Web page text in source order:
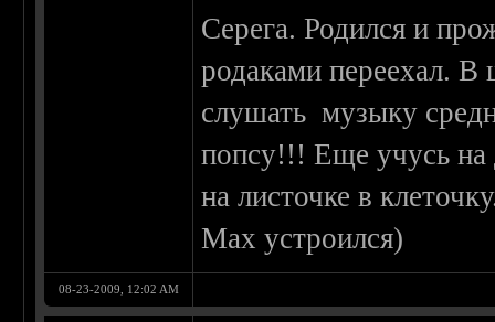
Серега. Родился и
родаками переехал.
слушать музыку
попсу!!! Еще учусь на
на листочке в
Max устроился)
08-23-2009, 12:02 AM